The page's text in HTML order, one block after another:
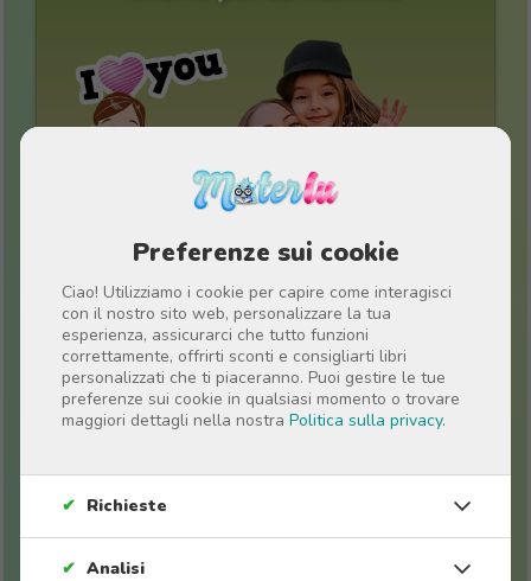
Preferenze sui cookie
Ciao! Utilizziamo i cookie per capire come interagisci
con il nostro sito web, personalizzare la tua
esperienza, assicurarci che tutto funzioni
correttamente, offrirti sconti e consigliarti libri
personalizzati che ti piaceranno. Puoi gestire le tue
preferenze sui cookie in qualsiasi momento o trovare
maggiori dettagli nella nostra Politica sulla privacy.
Richieste
✔
Analisi
✔
Regali di fine anno scolastico
personalizzati per insegnanti